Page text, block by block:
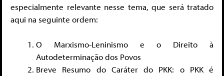
especialmente relevante nesse tema, que será tratado
aqui na seguinte ordem:
O Marxismo-Leninismo e o Direito à
Autodeterminação dos Povos
Breve Resumo do Caráter do PKK: o PKK é